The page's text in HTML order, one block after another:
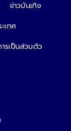
ข่าวบันเทิง
เทศ
รเป็นส่วนตัว